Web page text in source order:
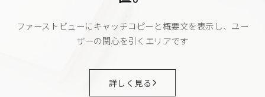
ファーストビューにキャッチコピーと概要文を表示し、ユー
ザーの関心を引くエリアです
詳しく見る